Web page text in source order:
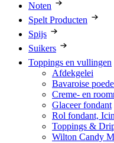
Noten
Spelt Producten
Spijs
Suikers
Toppings en vullingen
Afdekgelei
Bavaroise
Creme- en
Glaceer fondant
Rol fondant,
Toppings &
Wilton Candy